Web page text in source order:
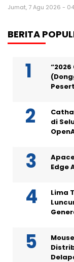
Jumat, 7 Agu 2026 -
BERITA
di
Edge
Lima